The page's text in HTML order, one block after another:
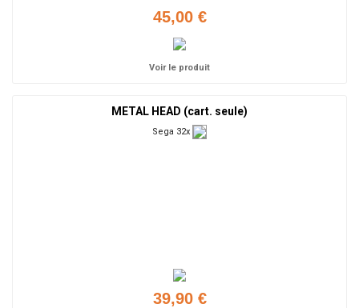
45,00 €
Voir le produit
METAL HEAD (cart. seule)
Sega 32x
39,90 €